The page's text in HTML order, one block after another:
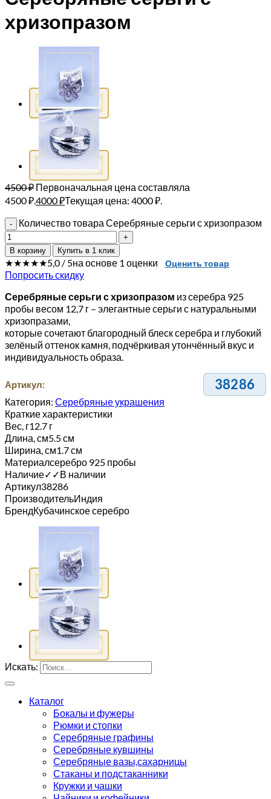
хризопразом
4500₽ Первоначальная цена составляла
4500 ₽.4000₽Текущая цена: 4000 ₽.
Количество товара Серебряные серьги с хризопразом
В корзину Купить в 1 клик
★★★★★5,0 / 5на основе 1 оценки Оценить товар
Попросить скидку
Серебряные серьги с хризопразом из серебра 925
пробы весом 12,7 г – элегантные серьги с натуральными
хризопразами,
которые сочетают благородный блеск серебра и глубокий
зелёный оттенок камня, подчёркивая утончённый вкус и
индивидуальность образа.
Артикул: 38286
Категория: Серебряные украшения
Краткие характеристики
Вес, г12.7 г
Длина, см5.5 см
Ширина, см1.7 см
Материалсеребро 925 пробы
Наличие✓ ✓В наличии
Артикул38286
ПроизводительИндия
БрендКубачинское серебро
Искать:
Каталог
Бокалы и фужеры
Рюмки и стопки
Серебряные графины
Серебряные кувшины
Серебряные вазы,сахарницы
Стаканы и подстаканники
Кружки и чашки